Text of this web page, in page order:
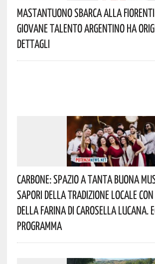
Mastantuono Sbarca Alla
Giovane Talento Argentino Ha
Dettagli
Carbone: Spazio A Tanta Buona
Sapori Della Tradizione Locale
Della Farina Di Carosella Lucana.
Programma